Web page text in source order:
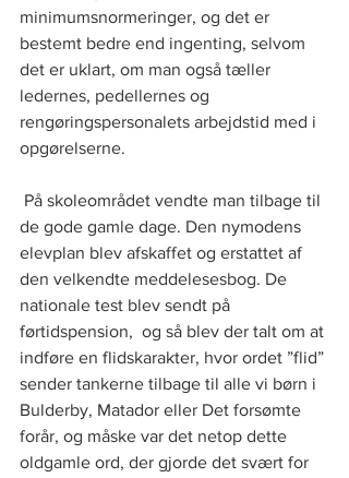
minimumsnormeringer, og det er
bestemt bedre end ingenting, selvom
det er uklart, om man også tæller
ledernes, pedellernes og
rengøringspersonalets arbejdstid med i
opgørelserne.
de gode gamle dage. Den nymodens
elevplan blev afskaffet og erstattet af
den velkendte meddelesesbog. De
nationale test blev sendt på
førtidspension,  og så blev der talt om at
indføre en flidskarakter, hvor ordet ”flid”
sender tankerne tilbage til alle vi børn i
Bulderby, Matador eller Det forsømte
forår, og måske var det netop dette
oldgamle ord, der gjorde det svært for